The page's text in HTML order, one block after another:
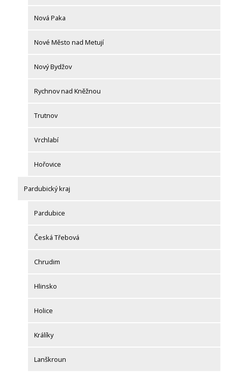
Nová Paka
Nové Město nad Metují
Nový Bydžov
Rychnov nad Kněžnou
Trutnov
Vrchlabí
Hořovice
Pardubický kraj
Pardubice
Česká Třebová
Chrudim
Hlinsko
Holice
Králíky
Lanškroun